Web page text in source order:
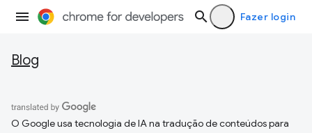
Fazer login
Blog
O Google usa tecnologia de IA na tradução de conteúdos para